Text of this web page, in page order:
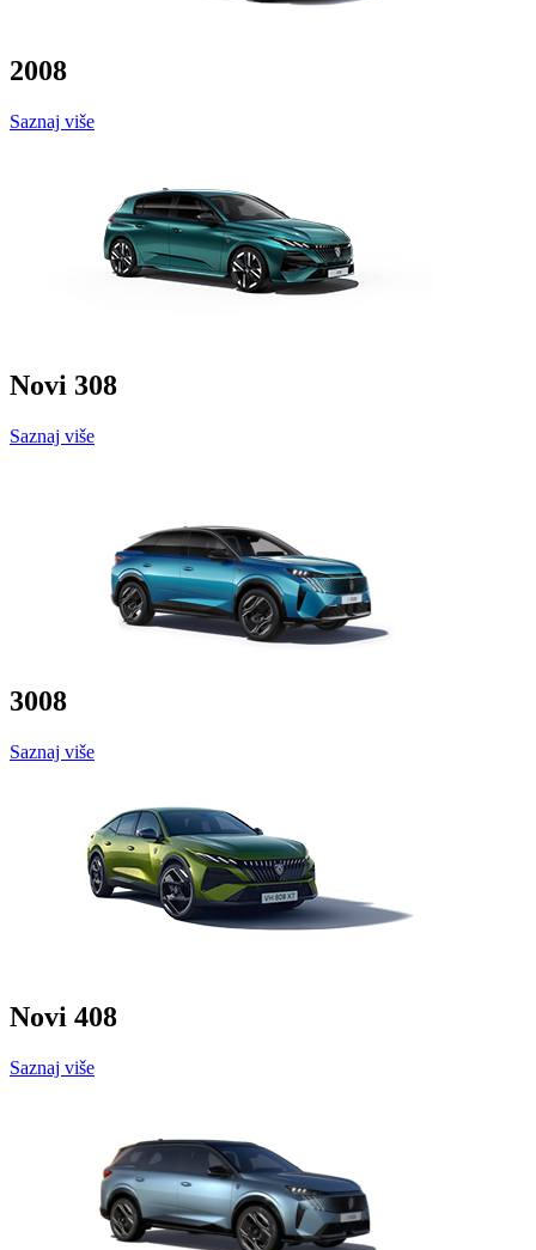
2008
Saznaj više
Novi 308
Saznaj više
3008
Saznaj više
Novi 408
Saznaj više